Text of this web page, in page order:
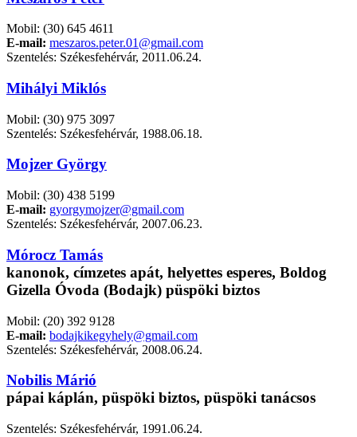
Mobil: (30) 645 4611
E-mail: meszaros.peter.01@gmail.com
Szentelés: Székesfehérvár, 2011.06.24.
Mihályi Miklós
Mobil: (30) 975 3097
Szentelés: Székesfehérvár, 1988.06.18.
Mojzer György
Mobil: (30) 438 5199
E-mail: gyorgymojzer@gmail.com
Szentelés: Székesfehérvár, 2007.06.23.
Mórocz Tamás
kanonok, címzetes apát, helyettes esperes, Boldog
Gizella Óvoda (Bodajk) püspöki biztos
Mobil: (20) 392 9128
E-mail: bodajkikegyhely@gmail.com
Szentelés: Székesfehérvár, 2008.06.24.
Nobilis Márió
pápai káplán, püspöki biztos, püspöki tanácsos
Szentelés: Székesfehérvár, 1991.06.24.